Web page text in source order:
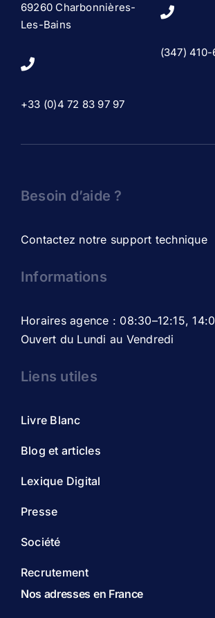
69260 Charbonnières-
Les-Bains
+33 (0)4 72 83 97 97
(347)
Besoin d’aide ?
Contactez notre support technique
Informations
Horaires agence : 08:30–12:15,
Ouvert du Lundi au Vendredi
Liens utiles
Livre Blanc
Blog et articles
Lexique Digital
Presse
Société
Recrutement
Nos adresses en France